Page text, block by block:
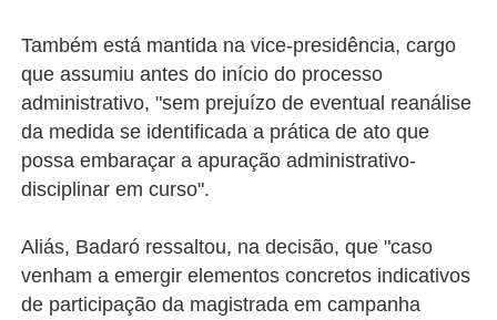
Também está mantida na vice-presidência, cargo
que assumiu antes do início do processo
administrativo, "sem prejuízo de eventual reanálise
da medida se identificada a prática de ato que
possa embaraçar a apuração administrativo-
disciplinar em curso".
Aliás, Badaró ressaltou, na decisão, que "caso
venham a emergir elementos concretos indicativos
de participação da magistrada em campanha